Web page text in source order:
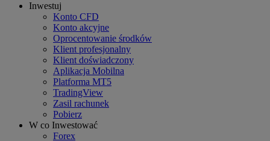
Inwestuj
Konto CFD
Konto akcyjne
Oprocentowanie środków
Klient profesjonalny
Klient doświadczony
Aplikacja Mobilna
Platforma MT5
TradingView
Zasil rachunek
Pobierz
W co Inwestować
Forex